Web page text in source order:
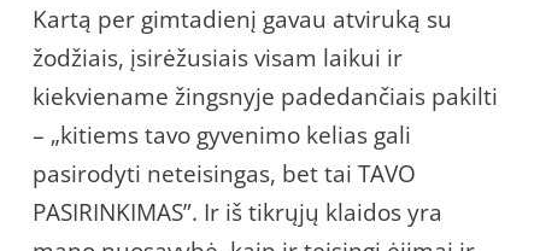
Kartą per gimtadienį gavau atviruką su
žodžiais, įsirėžusiais visam laikui ir
kiekviename žingsnyje padedančiais pakilti
– „kitiems tavo gyvenimo kelias gali
pasirodyti neteisingas, bet tai TAVO
PASIRINKIMAS”. Ir iš tikrųjų klaidos yra